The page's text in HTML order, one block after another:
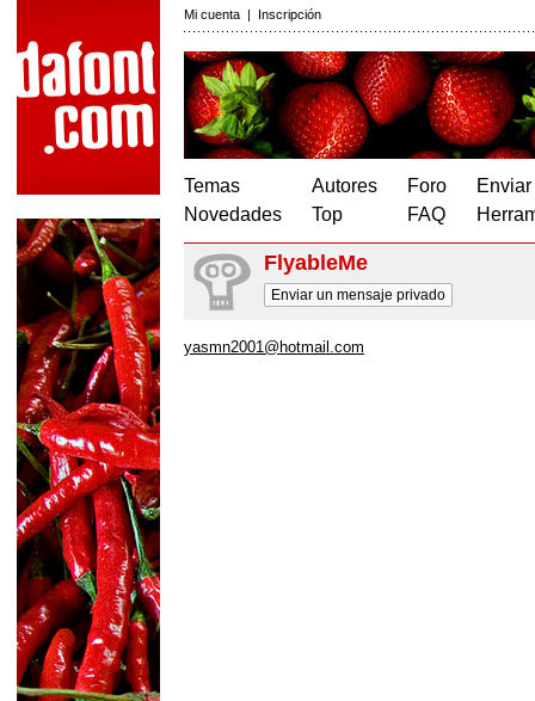
Mi cuenta | Inscripción
Temas
Novedades
Autores
Top
Foro
FAQ
FlyableMe
Enviar un mensaje privado
yasmn2001@hotmail.com